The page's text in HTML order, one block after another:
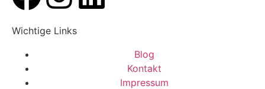
Wichtige Links
Blog
Kontakt
Impressum